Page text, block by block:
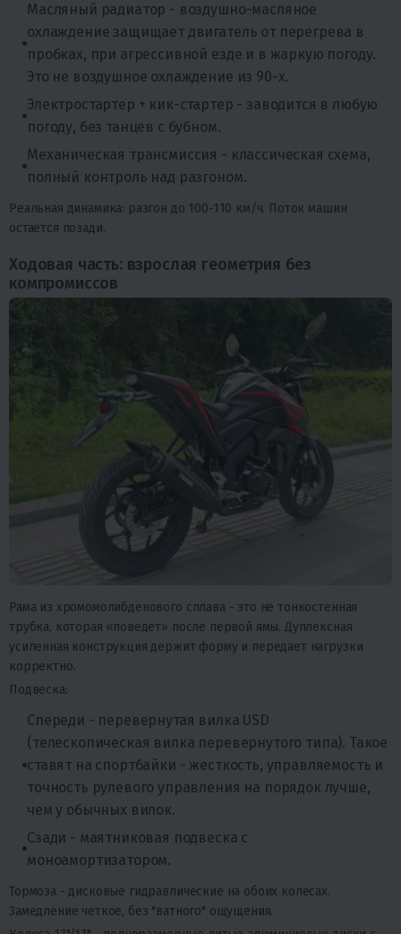
Масляный радиатор - воздушно-масляное
охлаждение защищает двигатель от перегрева в
пробках, при агрессивной езде и в жаркую погоду.
Это не воздушное охлаждение из 90-х.
Электростартер + кик-стартер - заводится в любую
погоду, без танцев с бубном.
Механическая трансмиссия - классическая схема,
полный контроль над разгоном.
Реальная динамика: разгон до 100-110 км/ч. Поток машин
остается позади.
Ходовая часть: взрослая геометрия без
компромиссов
Рама из хромомолибденового сплава - это не тонкостенная
трубка, которая «поведет» после первой ямы. Дуплексная
усиленная конструкция держит форму и передает нагрузки
корректно.
Подвеска:
Спереди - перевернутая вилка USD
(телескопическая вилка перевернутого типа). Такое
ставят на спортбайки - жесткость, управляемость и
точность рулевого управления на порядок лучше,
чем у обычных вилок.
Сзади - маятниковая подвеска с
моноамортизатором.
Тормоза - дисковые гидравлические на обоих колесах.
Замедление четкое, без "ватного" ощущения.